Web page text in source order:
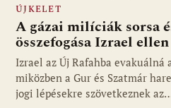
ÚJKELET
A gázai milíciák sorsa
összefogása Izrael ellen
Izrael az Új Rafahba
miközben a Gur és Szatmár
jogi lépésekre szövetkeznek